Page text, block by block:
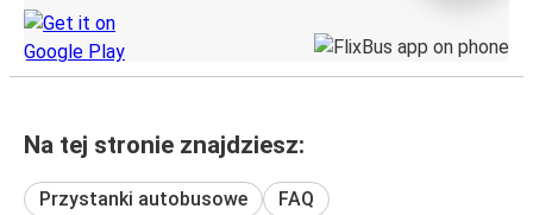
Na tej stronie znajdziesz:
Przystanki autobusowe
FAQ